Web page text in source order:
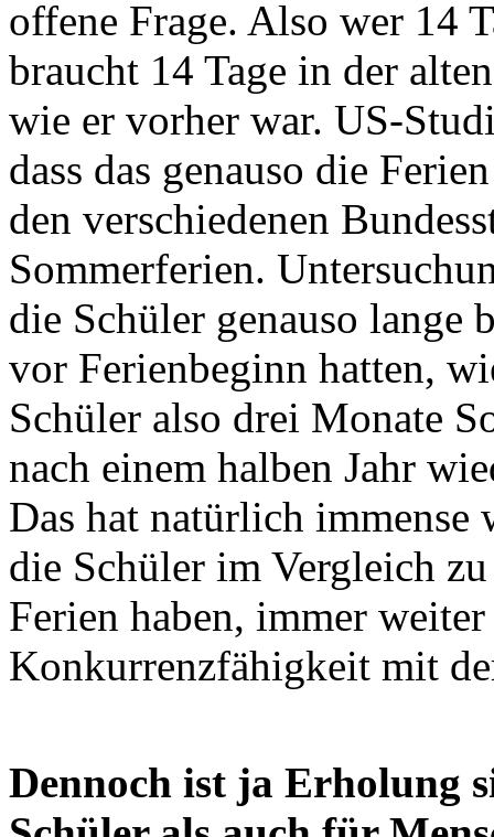
offene Frage. Also wer 14
braucht 14 Tage in der
wie er vorher war. US-
dass das genauso die
den verschiedenen
Sommerferien.
die Schüler genauso lange
vor Ferienbeginn hatten,
Schüler also drei Monate
nach einem halben Jahr
Das hat natürlich
die Schüler im Vergleich
Ferien haben, immer
Konkurrenzfähigkeit mit
Dennoch ist ja Erholung